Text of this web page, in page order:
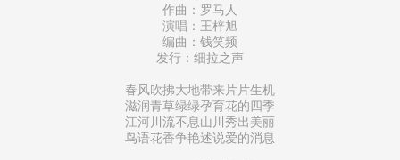
作曲：罗马人
演唱：王梓旭
编曲：钱笑频
发行：细拉之声
春风吹拂大地带来片片生机
滋润青草绿绿孕育花的四季
江河川流不息山川秀出美丽
鸟语花香争艳述说爱的消息